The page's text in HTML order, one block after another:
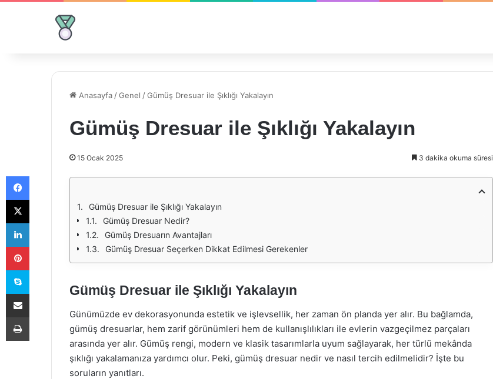
Anasayfa /Genel /Gümüş Dresuar ile Şıklığı Yakalayın
Gümüş Dresuar ile Şıklığı Yakalayın
15 Ocak 2025 3 dakika okuma süresi
Gümüş Dresuar ile Şıklığı Yakalayın
Gümüş Dresuar Nedir?
Gümüş Dresuarın Avantajları
Gümüş Dresuar Seçerken Dikkat Edilmesi Gerekenler
Gümüş Dresuar ile Şıklığı Yakalayın
Günümüzde ev dekorasyonunda estetik ve işlevsellik, her zaman ön planda yer alır. Bu bağlamda,
gümüş dresuarlar, hem zarif görünümleri hem de kullanışlılıkları ile evlerin vazgeçilmez parçaları
arasında yer alır. Gümüş rengi, modern ve klasik tasarımlarla uyum sağlayarak, her türlü mekânda
şıklığı yakalamanıza yardımcı olur. Peki, gümüş dresuar nedir ve nasıl tercih edilmelidir? İşte bu
soruların yanıtları.
Facebook
X
LinkedIn
Pinterest
Skype
E-Posta ile paylaş